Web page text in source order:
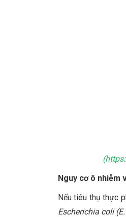
(
Nguy cơ ô nhiễm
Nếu tiêu thụ thực
Escherichia coli